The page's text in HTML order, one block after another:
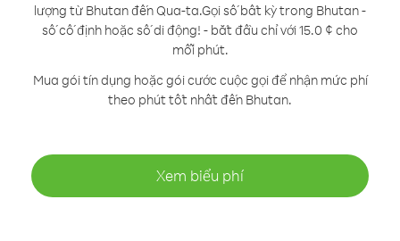
lượng từ Bhutan đến Qua-ta.Gọi số bất kỳ trong Bhutan -
số cố định hoặc số di động! - bắt đầu chỉ với 15.0 ¢ cho
mỗi phút.
Mua gói tín dụng hoặc gói cước cuộc gọi để nhận mức phí
theo phút tốt nhất đến Bhutan.
Xem biểu phí